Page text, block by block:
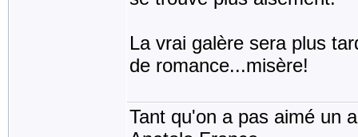
La vrai galère sera plus
de romance...misère!
Tant qu'on a pas aimé un